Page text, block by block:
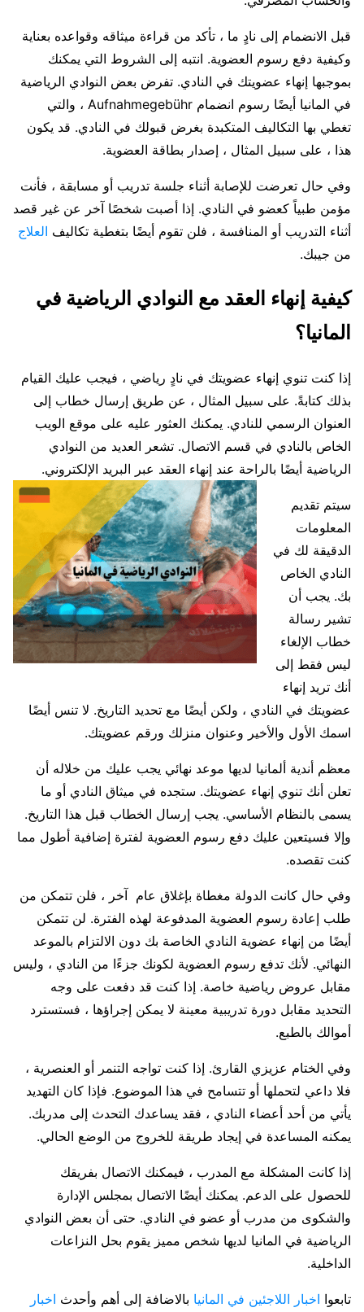
قبل الانضمام إلى نادٍ ما ، تأكد من قراءة ميثاقه وقواعده بعناية
وكيفية دفع رسوم العضوية. انتبه إلى الشروط التي يمكنك
بموجبها إنهاء عضويتك في النادي. تفرض بعض النوادي الرياضية
في المانيا أيضًا رسوم انضمام Aufnahmegebühr ، والتي
تغطي بها التكاليف المتكبدة بغرض قبولك في النادي. قد يكون
هذا ، على سبيل المثال ، إصدار بطاقة العضوية.
وفي حال تعرضت للإصابة أثناء جلسة تدريب أو مسابقة ، فأنت
مؤمن طبياً كعضو في النادي. إذا أصبت شخصًا آخر عن غير قصد
أثناء التدريب أو المنافسة ، فلن تقوم أيضًا بتغطية تكاليف العلاج
من جيبك.
كيفية إنهاء العقد مع النوادي الرياضية في
المانيا؟
إذا كنت تنوي إنهاء عضويتك في نادٍ رياضي ، فيجب عليك القيام
بذلك كتابةً. على سبيل المثال ، عن طريق إرسال خطاب إلى
العنوان الرسمي للنادي. يمكنك العثور عليه على موقع الويب
الخاص بالنادي في قسم الاتصال. تشعر العديد من النوادي
الرياضية أيضًا بالراحة عند إنهاء العقد عبر البريد الإلكتروني.
سيتم تقديم
المعلومات
الدقيقة لك في
النادي الخاص
بك. يجب أن
تشير رسالة
خطاب الإلغاء
ليس فقط إلى
أنك تريد إنهاء
عضويتك في النادي ، ولكن أيضًا مع تحديد التاريخ. لا تنس أيضًا
اسمك الأول والأخير وعنوان منزلك ورقم عضويتك.
معظم أندية ألمانيا لديها موعد نهائي يجب عليك من خلاله أن
تعلن أنك تنوي إنهاء عضويتك. ستجده في ميثاق النادي أو ما
يسمى بالنظام الأساسي. يجب إرسال الخطاب قبل هذا التاريخ.
وإلا فسيتعين عليك دفع رسوم العضوية لفترة إضافية أطول مما
كنت تقصده.
وفي حال كانت الدولة مغطاة بإغلاق عام آخر ، فلن تتمكن من
طلب إعادة رسوم العضوية المدفوعة لهذه الفترة. لن تتمكن
أيضًا من إنهاء عضوية النادي الخاصة بك دون الالتزام بالموعد
النهائي. لأنك تدفع رسوم العضوية لكونك جزءًا من النادي ، وليس
مقابل عروض رياضية خاصة. إذا كنت قد دفعت على وجه
التحديد مقابل دورة تدريبية معينة لا يمكن إجراؤها ، فستسترد
أموالك بالطبع.
وفي الختام عزيزي القارئ. إذا كنت تواجه التنمر أو العنصرية ،
فلا داعي لتحملها أو تتسامح في هذا الموضوع. فإذا كان التهديد
يأتي من أحد أعضاء النادي ، فقد يساعدك التحدث إلى مدربك.
يمكنه المساعدة في إيجاد طريقة للخروج من الوضع الحالي.
إذا كانت المشكلة مع المدرب ، فيمكنك الاتصال بفريقك
للحصول على الدعم. يمكنك أيضًا الاتصال بمجلس الإدارة
والشكوى من مدرب أو عضو في النادي. حتى أن بعض النوادي
الرياضية في المانيا لديها شخص مميز يقوم بحل النزاعات
الداخلية.
تابعوا اخبار اللاجئين في المانيا بالاضافة إلى أهم وأحدث اخبار